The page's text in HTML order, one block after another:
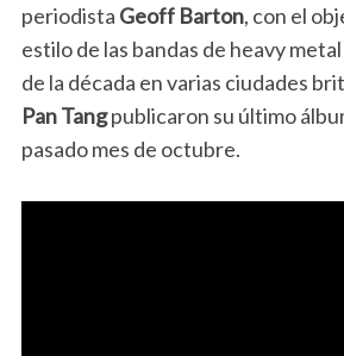
periodista Geoff Barton, con el
estilo de las bandas de heavy
de la década en varias ciudades
Pan Tangpublicaron su último
pasado mes de octubre.